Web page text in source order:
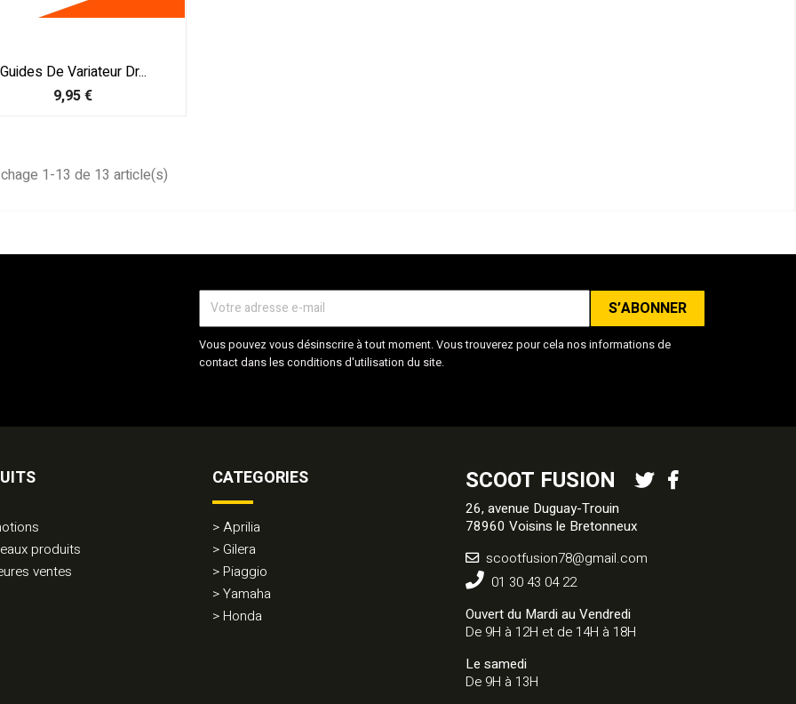
Guides De Variateur Dr...
Prix
9,95 €
1-13 de 13 article(s)
Vous pouvez vous désinscrire à tout moment. Vous trouverez pour cela nos informations de
contact dans les conditions d'utilisation du site.
produits
ventes
CATEGORIES
Aprilia
Gilera
Piaggio
Yamaha
Honda
SCOOT FUSION
26, avenue Duguay-Trouin
78960 Voisins le Bretonneux
scootfusion78@gmail.com
01 30 43 04 22
Ouvert du Mardi au Vendredi
De 9H à 12H et de 14H à 18H
Le samedi
De 9H à 13H